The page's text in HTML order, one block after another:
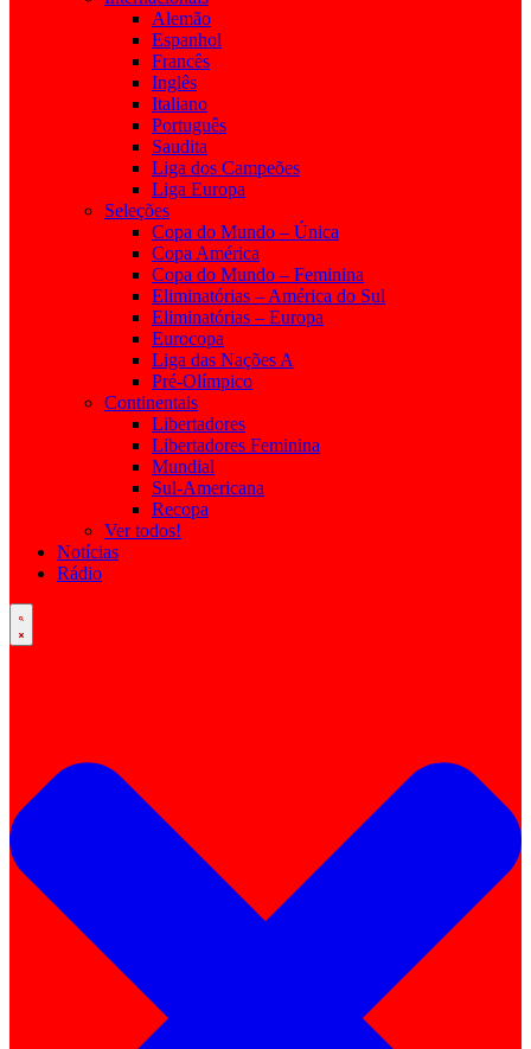
Alemão
Espanhol
Francês
Inglês
Italiano
Português
Saudita
Liga dos Campeões
Liga Europa
Seleções
Copa do Mundo – Única
Copa América
Copa do Mundo – Feminina
Eliminatórias – América do Sul
Eliminatórias – Europa
Eurocopa
Liga das Nações A
Pré-Olímpico
Continentais
Libertadores
Libertadores Feminina
Mundial
Sul-Americana
Recopa
Ver todos!
Notícias
Rádio